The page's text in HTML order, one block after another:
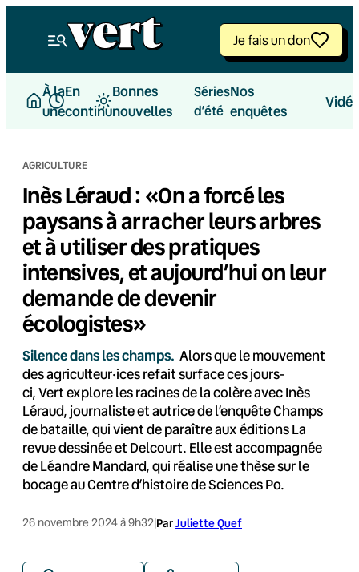
Je fais un don
À la
une
En
continu
Bonnes
nouvelles
Séries
d’été
Nos
enquêtes
AGRICULTURE
Inès Léraud : «On a forcé les
paysans à arracher leurs arbres
et à utiliser des pratiques
intensives, et aujourd’hui on leur
demande de devenir
écologistes»
Silence dans les champs. Alors que le mouvement
des agriculteur·ices refait surface ces jours-
ci, Vert explore les racines de la colère avec Inès
Léraud, journaliste et autrice de l’enquête Champs
de bataille, qui vient de paraître aux éditions La
revue dessinée et Delcourt. Elle est accompagnée
de Léandre Mandard, qui réalise une thèse sur le
bocage au Centre d’histoire de Sciences Po.
26 novembre 2024 à 9h32|ParJuliette Quef